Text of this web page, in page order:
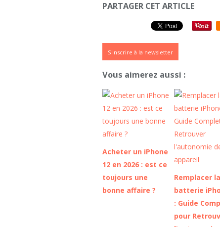
PARTAGER CET ARTICLE
S'inscrire à la newsletter
Vous aimerez aussi :
Acheter un iPhone
12 en 2026 : est ce
toujours une
bonne affaire ?
Remplacer la
batterie
: Guide
pour